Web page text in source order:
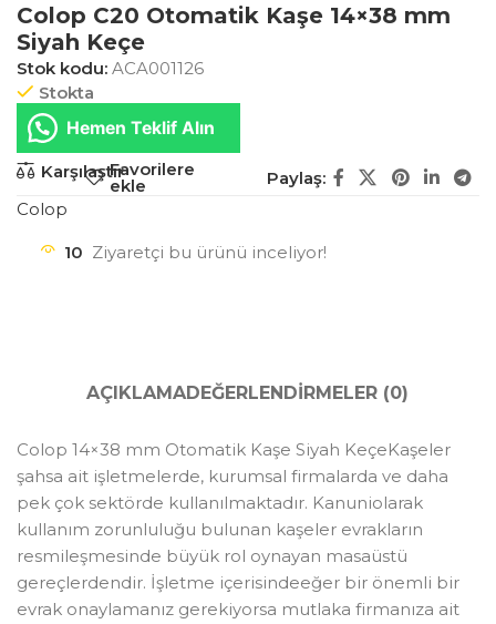
Colop C20 Otomatik Kaşe 14×38 mm
Siyah Keçe
Stok kodu: ACA001126
Stokta
Hemen Teklif Alın
KarşılaştırFavorilere
ekle
Paylaş:
Colop
10 Ziyaretçi bu ürünü inceliyor!
AÇIKLAMADEĞERLENDIRMELER (0)
Colop 14×38 mm Otomatik Kaşe Siyah KeçeKaşeler
şahsa ait işletmelerde, kurumsal firmalarda ve daha
pek çok sektörde kullanılmaktadır. Kanuniolarak
kullanım zorunluluğu bulunan kaşeler evrakların
resmileşmesinde büyük rol oynayan masaüstü
gereçlerdendir. İşletme içerisindeeğer bir önemli bir
evrak onaylamanız gerekiyorsa mutlaka firmanıza ait